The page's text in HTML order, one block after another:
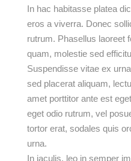
In hac habitasse platea
eros a viverra. Donec
rutrum. Phasellus laoreet
quam, molestie sed
Suspendisse vitae ex
sed placerat aliquam,
amet porttitor ante est
eget odio rutrum, vel
tortor erat, sodales quis
urna.
In iaculis, leo in semper